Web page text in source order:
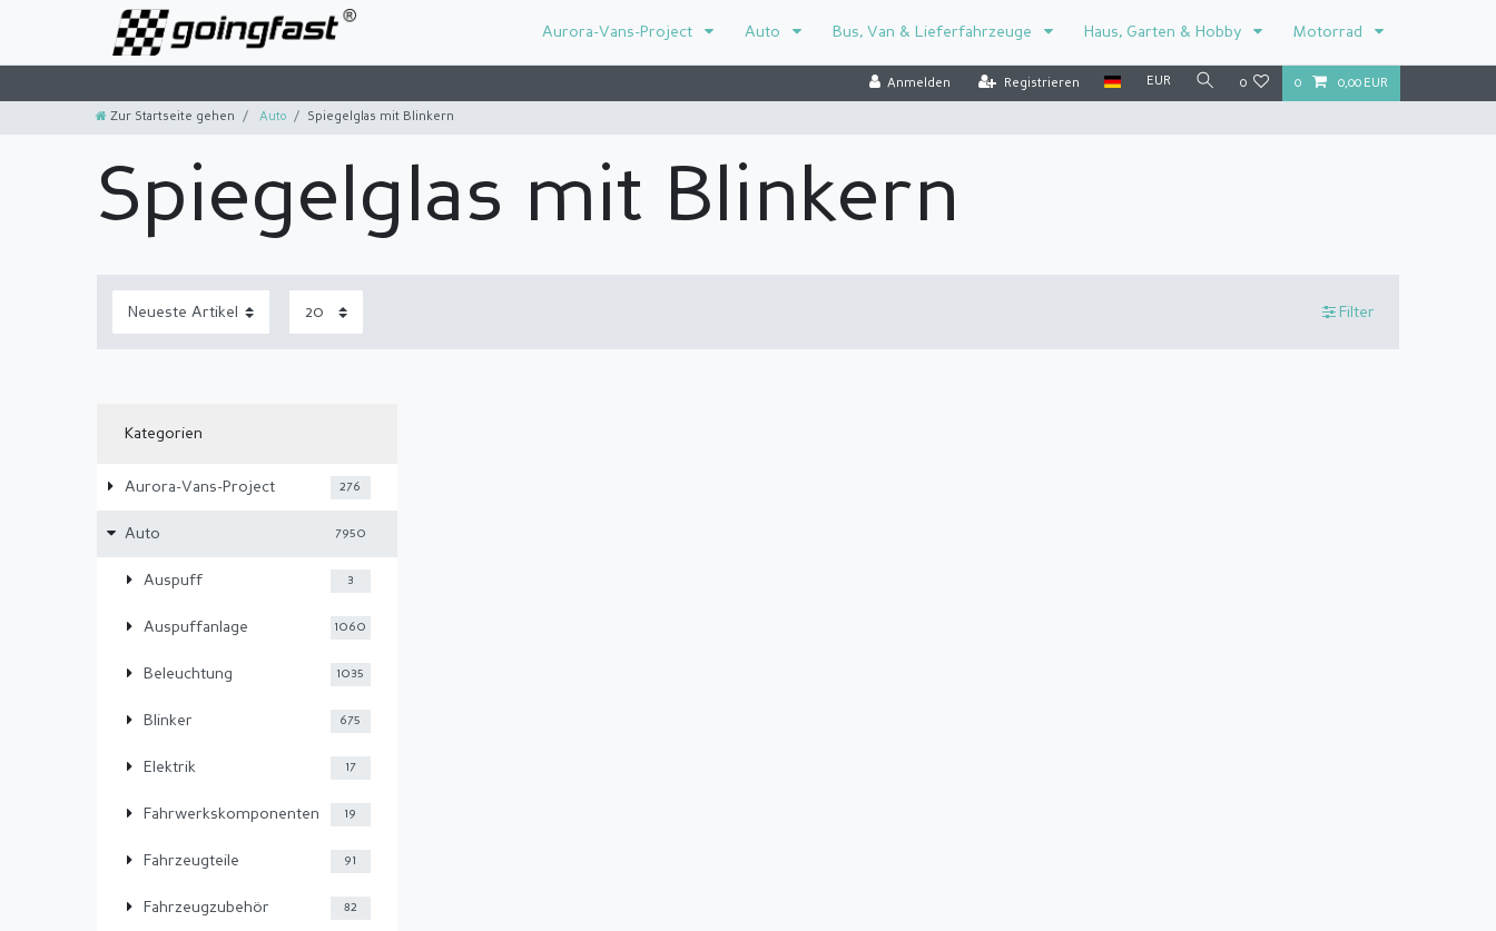
Aurora-Vans-Project Auto Bus, Van & Lieferfahrzeuge Haus, Garten & Hobby Motorrad
Anmelden Registrieren EUR 0 0 0,00 EUR
Zur Startseite gehen Auto Spiegelglas mit Blinkern
Spiegelglas mit Blinkern
Filter
Kategorien
Aurora-Vans-Project 276
Auto 7950
Auspuff 3
Auspuffanlage 1060
Beleuchtung 1035
Blinker 675
Elektrik 17
Fahrwerkskomponenten 19
Fahrzeugteile 91
Fahrzeugzubehör 82